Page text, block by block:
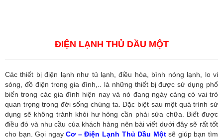
ĐIỆN LẠNH THỦ DẦU MỘT
Các thiết bị điện lạnh như tủ lạnh, điều hòa, bình nóng lạnh, lo vi
sóng, đồ điện trong gia đình,.. là những thiết bị được sử dụng phổ
biến trong các gia đình hiện nay và nó đang ngày càng có vai trò
quan trọng trong đời sống chúng ta. Đặc biệt sau một quá trình sử
dụng sẽ không tránh khỏi hư hỏng cần phải sửa chữa. Biết được
điều đó và nhu cầu của khách hàng nên bài viết dưới đây sẽ rất tốt
cho bạn. Gọi ngayCơ – Điện Lạnh Thủ Dầu Một sẽ giúp bạn tìm